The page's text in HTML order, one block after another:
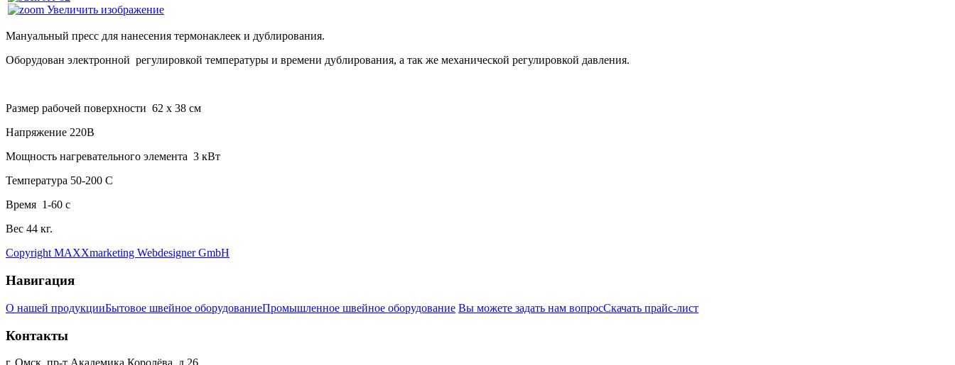
Увеличить изображение
Мануальный пресс для нанесения термонаклеек и дублирования.
Оборудован электронной регулировкой температуры и времени дублирования, а так же механической регулировкой давления.
Размер рабочей поверхности 62 х 38 см
Напряжение 220В
Мощность нагревательного элемента 3 кВт
Температура 50-200 С
Время 1-60 с
Вес 44 кг.
Copyright MAXXmarketing Webdesigner GmbH
Навигация
О нашей продукцииБытовое швейное оборудованиеПромышленное швейное оборудование Вы можете задать нам вопросСкачать прайс-лист
Контакты